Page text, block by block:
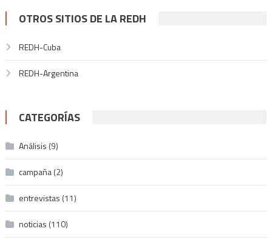
OTROS SITIOS DE LA REDH
REDH-Cuba
REDH-Argentina
CATEGORÍAS
Análisis (9)
campaña(2)
entrevistas (11)
noticias (110)